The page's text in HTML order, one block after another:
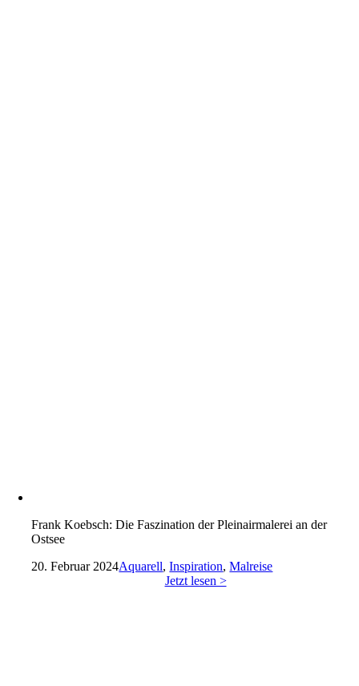
Frank Koebsch: Die Faszination der Pleinairmalerei an der
Ostsee
20. Februar 2024Aquarell,Inspiration,Malreise
Jetzt lesen >